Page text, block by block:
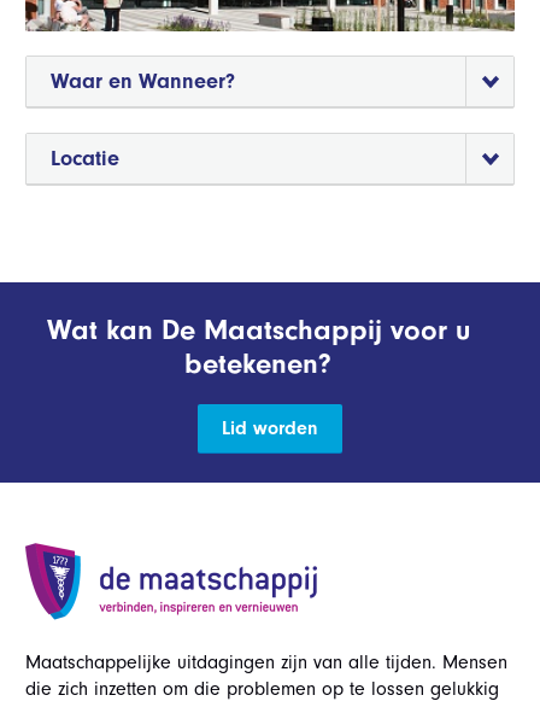
Waar en Wanneer?
Locatie
Wat kan De Maatschappij voor u
betekenen?
Lid worden
Maatschappelijke uitdagingen zijn van alle tijden. Mensen
die zich inzetten om die problemen op te lossen gelukkig